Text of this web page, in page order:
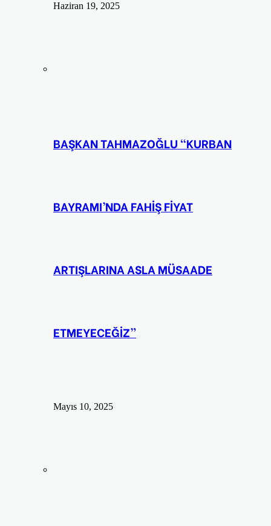
Haziran 19, 2025
BAŞKAN TAHMAZOĞLU “KURBAN
BAYRAMI’NDA FAHİŞ FİYAT
ARTIŞLARINA ASLA MÜSAADE
ETMEYECEĞİZ”
Mayıs 10, 2025